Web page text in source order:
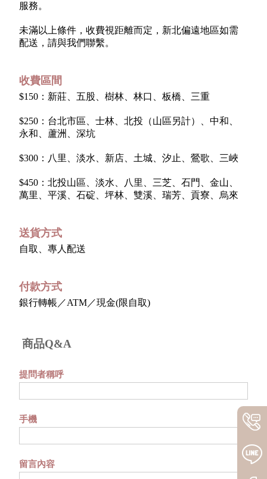
服務。
未滿以上條件，收費視距離而定，新北偏遠地區如需
配送，請與我們聯繫。
收費區間
$150：新莊、五股、樹林、林口、板橋、三重
$250：台北市區、士林、北投（山區另計）、中和、
永和、蘆洲、深坑
$300：八里、淡水、新店、土城、汐止、鶯歌、三峽
$450：北投山區、淡水、八里、三芝、石門、金山、
萬里、平溪、石碇、坪林、雙溪、瑞芳、貢寮、烏來
送貨方式
自取、專人配送
付款方式
銀行轉帳／ATM／現金(限自取)
商品Q&A
提問者稱呼
手機
留言內容